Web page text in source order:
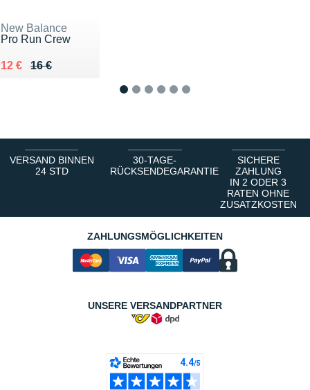
New Balance
Pro Run Crew
16 €
Au lieu de 16 €
12 €
Vendu 12 €
VERSAND BINNEN
24 STD
30-TAGE-
RÜCKSENDEGARANTIE
SICHERE
ZAHLUNG
IN 2 ODER 3
RATEN OHNE
ZUSATZKOSTEN
ZAHLUNGSMÖGLICHKEITEN
UNSERE VERSANDPARTNER